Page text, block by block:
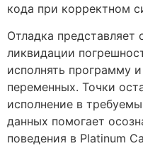
кода при корректном
Отладка представляет
ликвидации
исполнять программу
переменных. Точки
исполнение в
данных помогает
поведения в Platinum